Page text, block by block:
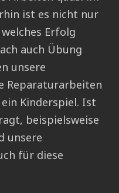
ist es nicht nur
Erfolg
auch Übung
unsere
Reparaturarbeiten
Kinderspiel. Ist
beispielsweise
unsere
für diese